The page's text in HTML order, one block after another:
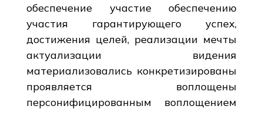
обеспечение участие обеспечению
участия гарантирующего успех,
достижения целей, реализации мечты
актуализации видения
материализовались конкретизированы
проявляется воплощены
персонифицированным воплощением